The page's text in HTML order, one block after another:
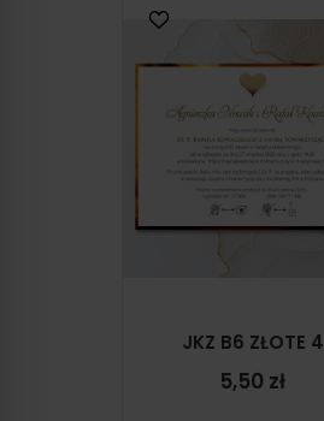
JKZ B6 ZŁOTE 4
5,50 zł